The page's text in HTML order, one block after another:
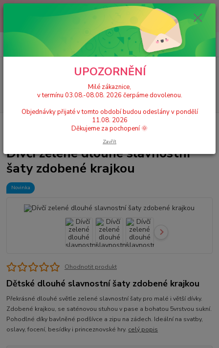
Milé zákaznice, v termínu 03.08.-08.08. 2026 čerpáme dovolenou.
Objednávky přijaté v tomto období budou odeslány v pondělí 11.08.
2026 Děkujeme za pochopení 🌞
CZK
Hledat
+420 777 224 390
(Po-Pá, 9-17 hod.)
0 Kč
Slavnostní/společenské šaty
slavnostní šaty zdobené krajkou
Dívčí zelené dlouhé slavnostní
šaty zdobené krajkou
Novinka
Ohodnotit produkt
Dětské dlouhé slavnostní šaty zdobené krajkou
Překrásné dlouhé světle zelené slavnostní šaty pro malé i větší dívky.
Zdobené krajkou, se saténovou stuhou v pase a bohatou 5vrstvou sukní.
Pohodlné díky bavlněné podšívce a zipu na zádech. Ideální na svatby,
oslavy, focení, besídky i princeznovské hry. celý popis
UPOZORNĚNÍ
Milé zákaznice,
v termínu 03.08.-08.08. 2026 čerpáme dovolenou.
Objednávky přijaté v tomto období budou odeslány v pondělí
11.08. 2026
Děkujeme za pochopení 🌞
Zavřít